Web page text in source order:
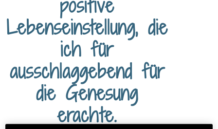
Lebenseinstellung, die
ich für
ausschlaggebend für
die Genesung
erachte.